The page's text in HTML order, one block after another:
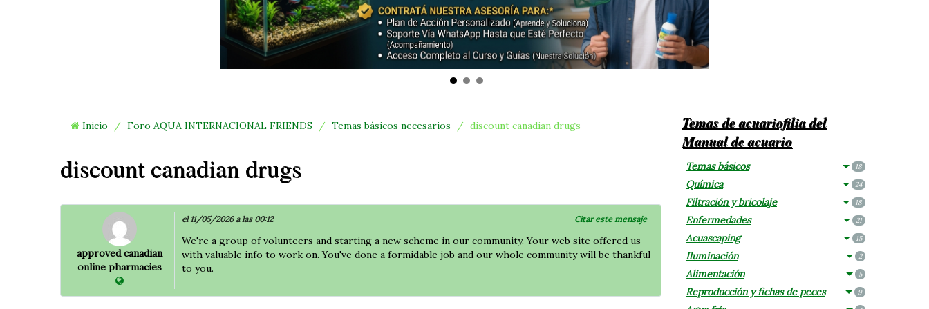
Inicio / Foro AQUA INTERNACIONAL FRIENDS / Temas básicos necesarios / discount canadian drugs
discount canadian drugs
approved canadian
online pharmacies
el 11/05/2026 a las 00:12 Citar este mensaje
We're a group of volunteers and starting a new scheme in our community. Your web site offered us
with valuable info to work on. You've done a formidable job and our whole community will be thankful
to you.
Temas de acuariofilia del
Manual de acuario
Temas básicos 18
Química 24
Filtración y bricolaje 18
Enfermedades 21
Acuascaping 15
Iluminación 2
Alimentación 5
Reproducción y fichas de peces 9